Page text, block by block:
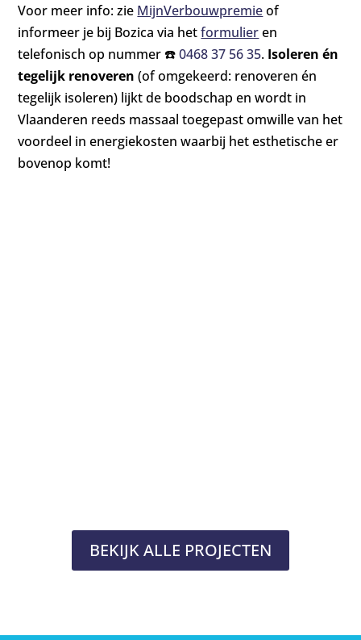
Voor meer info: zie MijnVerbouwpremie of
informeer je bij Bozica via hetformulier en
telefonisch op nummer ☎️0468 37 56 35. Isoleren én
tegelijk renoveren (of omgekeerd: renoveren én
tegelijk isoleren) lijkt de boodschap en wordt in
Vlaanderen reeds massaal toegepast omwille van het
voordeel in energiekosten waarbij het esthetische er
bovenop komt!
BEKIJK ALLE PROJECTEN